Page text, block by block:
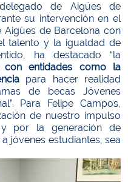
de Aigües de
su intervención en el
de Barcelona con
talento y la igualdad de
ha destacado “la
con entidades como la
para hacer realidad
de becas Jóvenes
Para Felipe Campos,
de nuestro impulso
por la generación de
jóvenes estudiantes, sea